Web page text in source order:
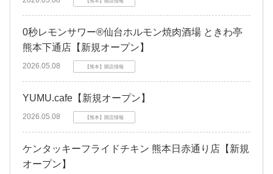
0秒レモンサワー®仙台ホルモン焼肉酒場 ときわ亭
熊本下通店【新規オープン】
2026.05.08 【熊本】開店情報
YUMU.cafe【新規オープン】
2026.05.08 【熊本】開店情報
ケンタッキーフライドチキン 熊本日赤通り店【新規
オープン】